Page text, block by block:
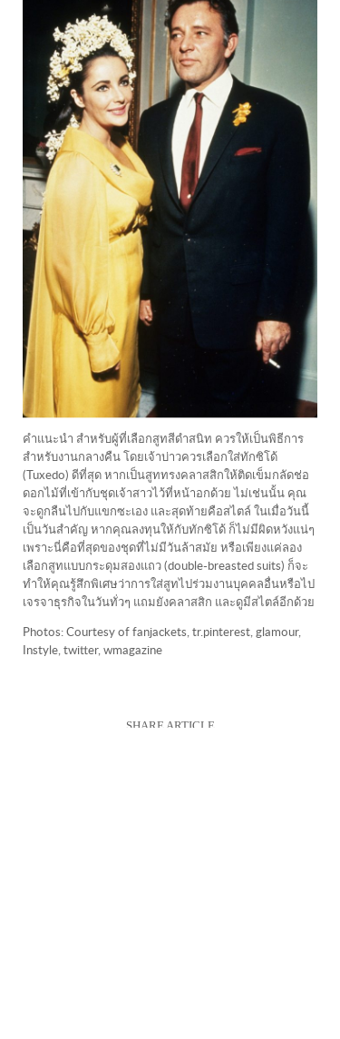
คำแนะนำ สำหรับผู้ที่เลือกสูทสีดำสนิท ควรให้เป็นพิธีการ
สำหรับงานกลางคืน โดยเจ้าบ่าวควรเลือกใส่ทักซิโด้
(Tuxedo) ดีที่สุด หากเป็นสูททรงคลาสสิกให้ติดเข็มกลัดช่อ
ดอกไม้ที่เข้ากับชุดเจ้าสาวไว้ที่หน้าอกด้วย ไม่เช่นนั้น คุณ
จะดูกลืนไปกับแขกซะเอง และสุดท้ายคือสไตล์ ในเมื่อวันนี้
เป็นวันสำคัญ หากคุณลงทุนให้กับทักซิโด้ ก็ไม่มีผิดหวังแน่ๆ
เพราะนี่คือที่สุดของชุดที่ไม่มีวันล้าสมัย หรือเพียงแค่ลอง
เลือกสูทแบบกระดุมสองแถว (double-breasted suits) ก็จะ
ทำให้คุณรู้สึกพิเศษว่าการใส่สูทไปร่วมงานบุคคลอื่นหรือไป
เจรจาธุรกิจในวันทั่วๆ แถมยังคลาสสิก และดูมีสไตล์อีกด้วย
Photos: Courtesy of fanjackets, tr.pinterest, glamour,
Instyle, twitter, wmagazine
SHARE ARTICLE